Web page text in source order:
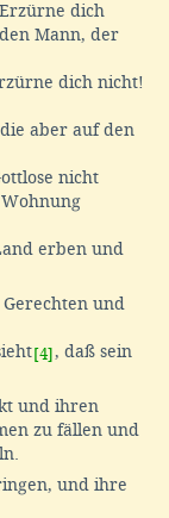
dich
Mann, der
dich nicht!
aber auf den
nicht
erben und
Gerechten und
[4] , daß sein
und ihren
zu fällen und
und ihre